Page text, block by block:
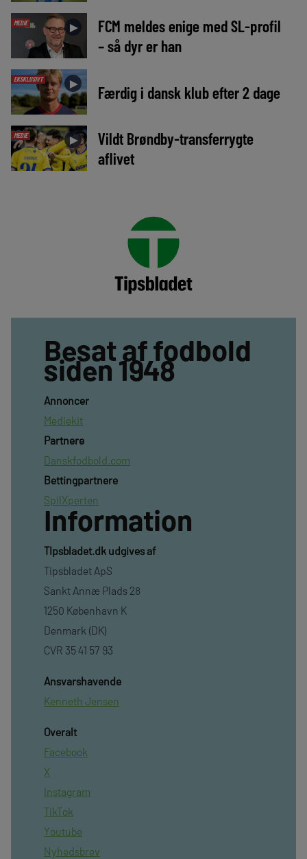
MEDIE ►
FCM meldes enige med SL-profil
– så dyr er han
EKSKLUSIVT ► Færdig i dansk klub efter 2 dage
MEDIE ►
Vildt Brøndby-transferrygte
aflivet
Besat af fodbold
siden 1948
Annoncer
Mediekit
Partnere
Danskfodbold.com
Bettingpartnere
SpilXperten
Information
TIpsbladet.dk udgives af
Tipsbladet ApS
Sankt Annæ Plads 28
1250 København K
Denmark (DK)
CVR 35 41 57 93
Ansvarshavende
Kenneth Jensen
Overalt
Facebook
X
Instagram
TikTok
Youtube
Nyhedsbrev